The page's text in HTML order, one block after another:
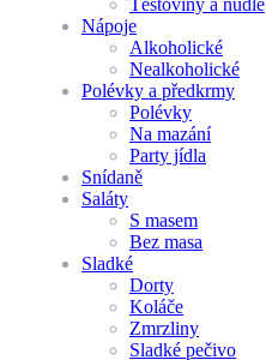
Těstoviny a nudle
Nápoje
Alkoholické
Nealkoholické
Polévky a předkrmy
Polévky
Na mazání
Party jídla
Snídaně
Saláty
S masem
Bez masa
Sladké
Dorty
Koláče
Zmrzliny
Sladké pečivo